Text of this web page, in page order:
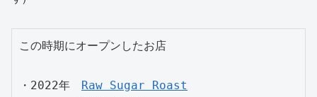
この時期にオープンしたお店
・2022年 Raw Sugar Roast